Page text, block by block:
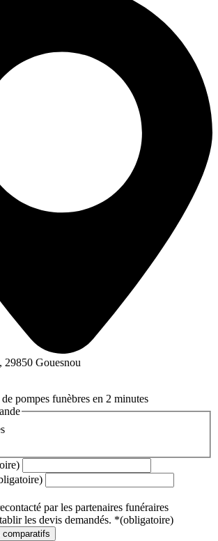
29850 Gouesnou
pompes funèbres en 2 minutes
par les partenaires funéraires
les devis demandés. *(obligatoire)